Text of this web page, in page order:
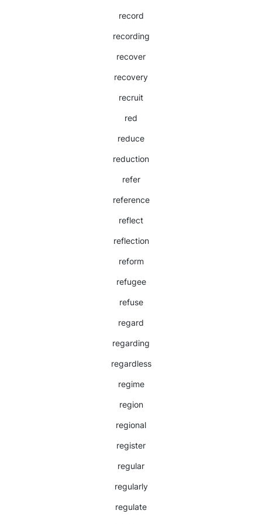
record
recording
recover
recovery
recruit
red
reduce
reduction
refer
reference
reflect
reflection
reform
refugee
refuse
regard
regarding
regardless
regime
region
regional
register
regular
regularly
regulate